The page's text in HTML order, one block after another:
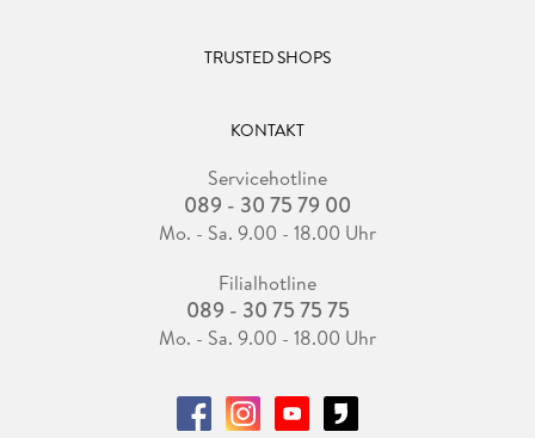
TRUSTED SHOPS
KONTAKT
Servicehotline
089 - 30 75 79 00
Mo. - Sa. 9.00 - 18.00 Uhr
Filialhotline
089 - 30 75 75 75
Mo. - Sa. 9.00 - 18.00 Uhr